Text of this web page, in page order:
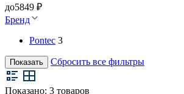
до5849 ₽
Бренд
Pontec 3
Показать Сбросить все фильтры
Показано: 3 товаров